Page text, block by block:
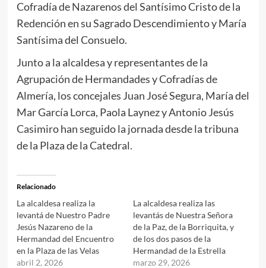
Cofradía de Nazarenos del Santísimo Cristo de la
Redención en su Sagrado Descendimiento y María
Santísima del Consuelo.
Junto a la alcaldesa y representantes de la
Agrupación de Hermandades y Cofradías de
Almería, los concejales Juan José Segura, María del
Mar García Lorca, Paola Laynez y Antonio Jesús
Casimiro han seguido la jornada desde la tribuna
de la Plaza de la Catedral.
Relacionado
La alcaldesa realiza la
levantá de Nuestro Padre
Jesús Nazareno de la
Hermandad del Encuentro
en la Plaza de las Velas
abril 2, 2026
La alcaldesa realiza las
levantás de Nuestra Señora
de la Paz, de la Borriquita, y
de los dos pasos de la
Hermandad de la Estrella
marzo 29, 2026